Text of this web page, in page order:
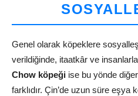
Genel olarak köpeklere
verildiğinde, itaatkâr ve
Chow köpeği ise bu yönde
farklıdır. Çin’de uzun süre